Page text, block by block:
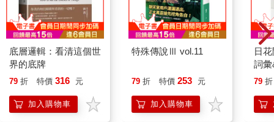
衡會產生變化的商品，原則上都可說適用這項策略。
另外，像機票這類座位數量固定的商品，由於供需關係中的
供給量是固定的，因此機票售價在屬性與操作上特別適合動態定
價策略，且相容性高。
即使是旅遊之外的產業，若是能夠掌握旺季與淡季的變化與
而就現狀來說，若人力與機器都已經全力運作，或者雖然商
品售罄，獲利卻沒有增加，那麼就要確認是不是賣得太便宜、或
者是過早銷售了，如果是具備迫切性的商品或服務，就可以思考
底層邏輯：看清這個世
界的底牌
79 折 特價 316 元
加入購物車
特殊傳說Ⅲ vol.11
79 折 特價 253 元
加入購物車
日
詞
79 折